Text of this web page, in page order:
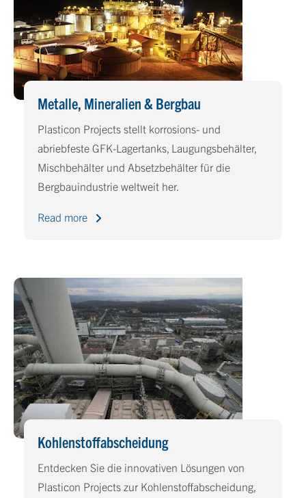
Metalle, Mineralien & Bergbau
Plasticon Projects stellt korrosions- und
abriebfeste GFK-Lagertanks, Laugungsbehälter,
Mischbehälter und Absetzbehälter für die
Bergbauindustrie weltweit her.
Read more
Kohlenstoffabscheidung
Entdecken Sie die innovativen Lösungen von
Plasticon Projects zur Kohlenstoffabscheidung,